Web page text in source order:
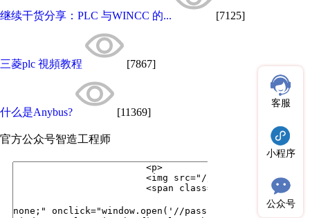
继续干货分享：PLC 与WINCC 的... [7125]
三菱plc 視頻教程 [7867]
什么是Anybus? [11369]
官方公众号智造工程师
客服
小程序
公众号